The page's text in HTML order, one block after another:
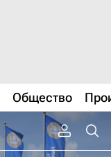
Общество